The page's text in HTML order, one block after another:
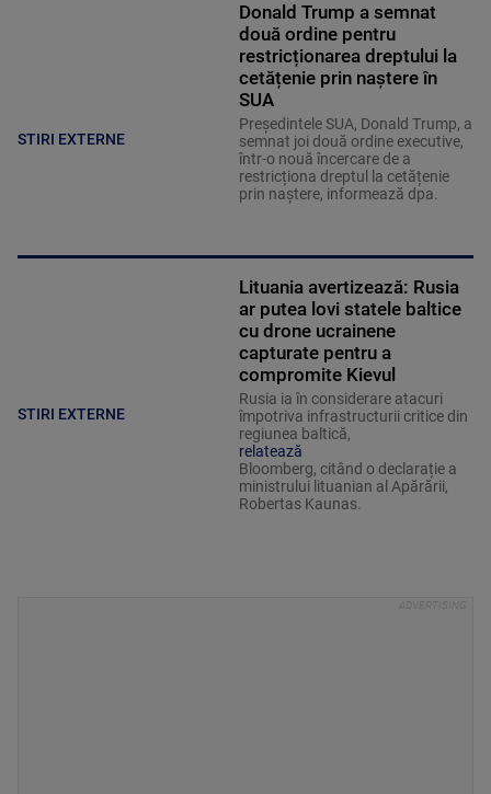
STIRI EXTERNE
Donald Trump a semnat
două ordine pentru
restricționarea dreptului la
cetățenie prin naștere în
SUA
Președintele SUA, Donald Trump, a
semnat joi două ordine executive,
într-o nouă încercare de a
restricționa dreptul la cetățenie
prin naștere, informează dpa.
STIRI EXTERNE
Lituania avertizează: Rusia
ar putea lovi statele baltice
cu drone ucrainene
capturate pentru a
compromite Kievul
Rusia ia în considerare atacuri
împotriva infrastructurii critice din
regiunea baltică,
relatează
Bloomberg, citând o declarație a
ministrului lituanian al Apărării,
Robertas Kaunas.